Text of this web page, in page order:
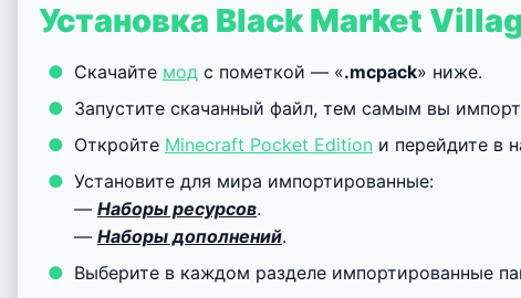
Установка Black Market
Скачайте мод с пометкой — «.mcpack» ниже.
Запустите скачанный файл, тем самым вы
Откройте Minecraft Pocket Edition и перейдите в
Установите для мира импортированные:
— Наборы ресурсов.
— Наборы дополнений.
Выберите в каждом разделе импортированные